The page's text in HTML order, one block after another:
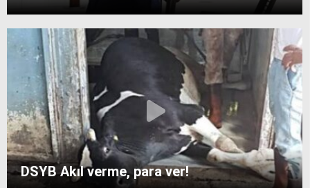
DSYB Akıl verme, para ver!